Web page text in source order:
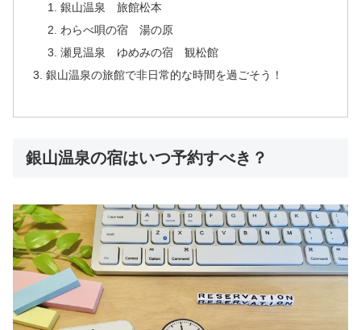
銀山温泉 旅館松本
わらべ唄の宿 湯の原
瀬見温泉 ゆめみの宿 観松館
銀山温泉の旅館で非日常的な時間を過ごそう！
銀山温泉の宿はいつ予約すべき？